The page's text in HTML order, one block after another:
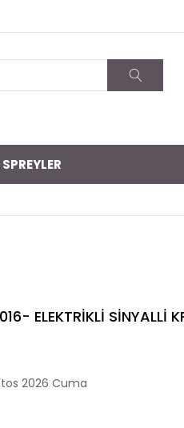
ELEKTRİKLİ SİNYALLİ
2026 Cuma